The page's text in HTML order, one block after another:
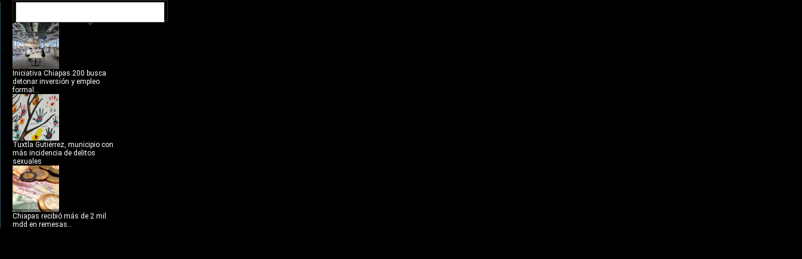
Iniciativa Chiapas 200 busca
detonar inversión y empleo
formal...
Tuxtla Gutiérrez, municipio con
más incidencia de delitos
sexuales
Chiapas recibió más de 2 mil
mdd en remesas...